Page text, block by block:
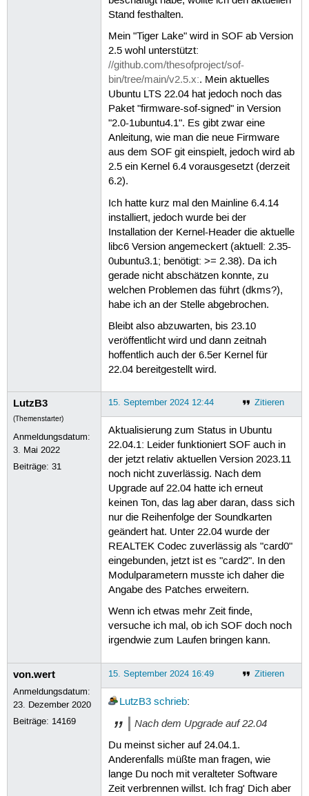
Stand festhalten.
Mein "Tiger Lake" wird in SOF ab Version
2.5 wohl unterstützt:
//github.com/thesofproject/sof-
bin/tree/main/v2.5.x:. Mein aktuelles
Ubuntu LTS 22.04 hat jedoch noch das
Paket "firmware-sof-signed" in Version
"2.0-1ubuntu4.1". Es gibt zwar eine
Anleitung, wie man die neue Firmware
aus dem SOF git einspielt, jedoch wird ab
2.5 ein Kernel 6.4 vorausgesetzt (derzeit
6.2).
Ich hatte kurz mal den Mainline 6.4.14
installiert, jedoch wurde bei der
Installation der Kernel-Header die aktuelle
libc6 Version angemeckert (aktuell: 2.35-
0ubuntu3.1; benötigt: >= 2.38). Da ich
gerade nicht abschätzen konnte, zu
welchen Problemen das führt (dkms?),
habe ich an der Stelle abgebrochen.
Bleibt also abzuwarten, bis 23.10
veröffentlicht wird und dann zeitnah
hoffentlich auch der 6.5er Kernel für
22.04 bereitgestellt wird.
LutzB3
(Themenstarter)
Anmeldungsdatum:
3. Mai 2022
Beiträge:31
Zitieren
15. September 2024 12:44
Aktualisierung zum Status in Ubuntu
22.04.1: Leider funktioniert SOF auch in
der jetzt relativ aktuellen Version 2023.11
noch nicht zuverlässig. Nach dem
Upgrade auf 22.04 hatte ich erneut
keinen Ton, das lag aber daran, dass sich
nur die Reihenfolge der Soundkarten
geändert hat. Unter 22.04 wurde der
REALTEK Codec zuverlässig als "card0"
eingebunden, jetzt ist es "card2". In den
Modulparametern musste ich daher die
Angabe des Patches erweitern.
Wenn ich etwas mehr Zeit finde,
versuche ich mal, ob ich SOF doch noch
irgendwie zum Laufen bringen kann.
von.wert
Anmeldungsdatum:
23. Dezember 2020
Beiträge: 14169
Zitieren
15. September 2024 16:49
LutzB3 schrieb:
Nach dem Upgrade auf 22.04
Du meinst sicher auf 24.04.1.
Anderenfalls müßte man fragen, wie
lange Du noch mit veralteter Software
Zeit verbrennen willst. Ich frag' Dich aber